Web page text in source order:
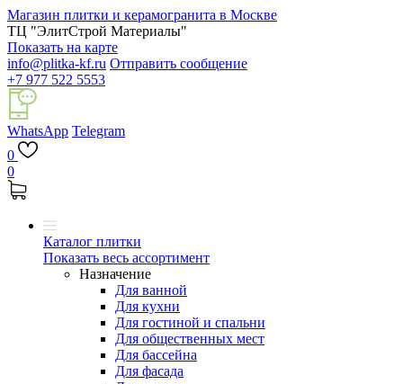
Магазин плитки и керамогранита в Москве
ТЦ "ЭлитСтрой Материалы"
Показать на карте
info@plitka-kf.ru Отправить сообщение
+7 977 522 5553
WhatsApp Telegram
0
0
Каталог плитки
Показать весь ассортимент
Назначение
Для ванной
Для кухни
Для гостиной и спальни
Для общественных мест
Для бассейна
Для фасада